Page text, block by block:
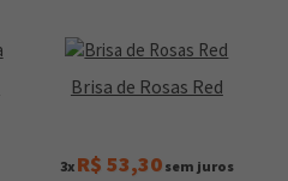
Brisa de Rosas Red
3x R$ 53,30sem juros